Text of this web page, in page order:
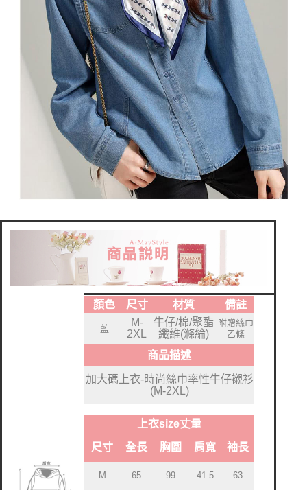
顏色 尺寸 材質 備註
藍
M-
2XL
牛仔/棉/聚酯
纖維(滌綸)
附贈絲巾
乙條
商品描述
加大碼上衣-時尚絲巾率性牛仔襯衫
(M-2XL)
上衣size丈量
尺寸
全長 胸圍 肩寬 袖長
M 65 99 41.5 63